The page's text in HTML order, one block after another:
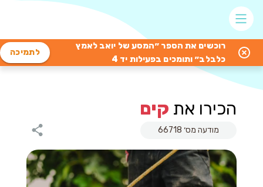
רוכשים את הספר ״המסע של יואב לאמץ
כלבלב״ ותומכים בפעילות יד 4
לתמיכה
הכירו את קים
מודעה מס׳ 66718